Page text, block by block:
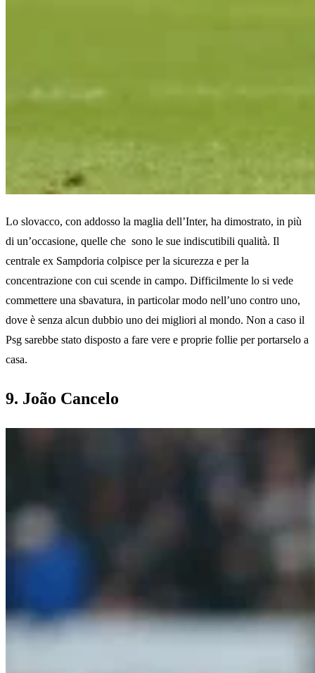
Lo slovacco, con addosso la maglia dell’Inter, ha dimostrato, in più
di un’occasione, quelle che sono le sue indiscutibili qualità. Il
centrale ex Sampdoria colpisce per la sicurezza e per la
concentrazione con cui scende in campo. Difficilmente lo si vede
commettere una sbavatura, in particolar modo nell’uno contro uno,
dove è senza alcun dubbio uno dei migliori al mondo. Non a caso il
Psg sarebbe stato disposto a fare vere e proprie follie per portarselo a
casa.
9. João Cancelo